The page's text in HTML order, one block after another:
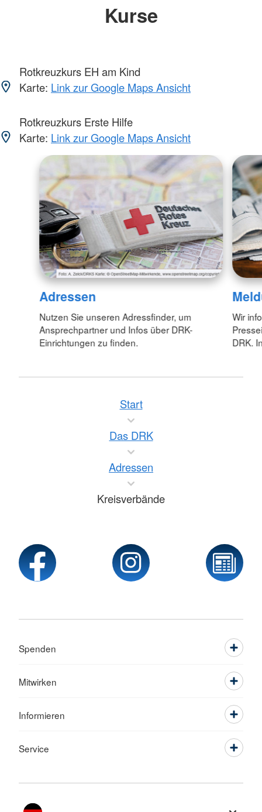
Kurse
Rotkreuzkurs EH am Kind
Karte: Link zur Google Maps Ansicht
Rotkreuzkurs Erste Hilfe
Karte: Link zur Google Maps Ansicht
Adressen
Nutzen Sie unseren Adressfinder, um
Ansprechpartner und Infos über DRK-
Einrichtungen zu finden.
Wir
DRK.
Start
Das DRK
Adressen
Kreisverbände
Spenden
Mitwirken
Informieren
Service
Sprache wechseln zu